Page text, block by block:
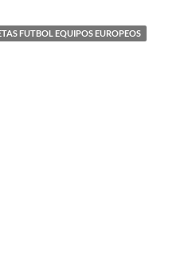
FUTBOL EQUIPOS EUROPEOS